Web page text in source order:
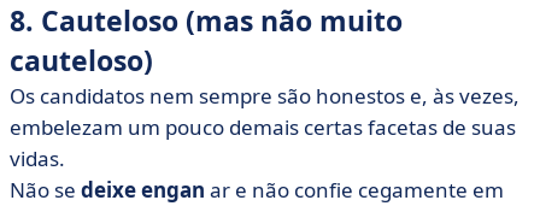
8. Cauteloso (mas não muito
cauteloso)
Os candidatos nem sempre são honestos e, às vezes,
embelezam um pouco demais certas facetas de suas
vidas.
Não se deixe engan ar e não confie cegamente em